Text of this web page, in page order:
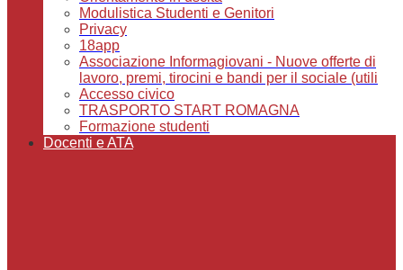
Modulistica Studenti e Genitori
Privacy
18app
Associazione Informagiovani - Nuove offerte di
lavoro, premi, tirocini e bandi per il sociale (utili
Accesso civico
TRASPORTO START ROMAGNA
Formazione studenti
Docenti e ATA